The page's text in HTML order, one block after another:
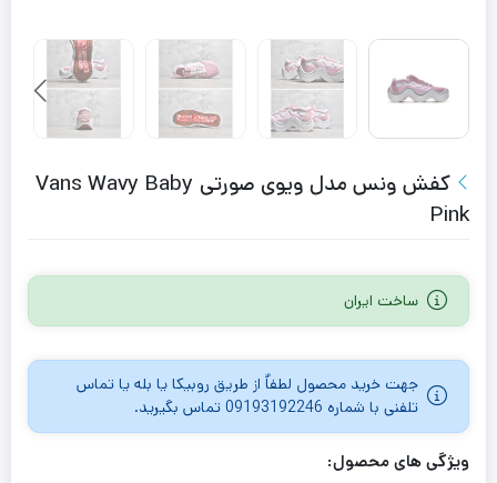
کفش ونس مدل ویوی صورتی Vans Wavy Baby
Pink
ساخت ایران
جهت خرید محصول لطفاٌ از طریق روبیکا یا بله یا تماس
تلفنی با شماره 09193192246 تماس بگیرید.
ویژگی های محصول: